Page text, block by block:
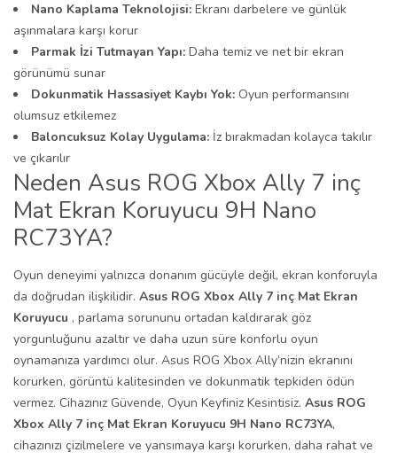
Nano Kaplama Teknolojisi: Ekranı darbelere ve günlük
aşınmalara karşı korur
Parmak İzi Tutmayan Yapı: Daha temiz ve net bir ekran
görünümü sunar
Dokunmatik Hassasiyet Kaybı Yok: Oyun performansını
olumsuz etkilemez
Baloncuksuz Kolay Uygulama: İz bırakmadan kolayca takılır
ve çıkarılır
Neden Asus ROG Xbox Ally 7 inç
Mat Ekran Koruyucu 9H Nano
RC73YA?
Oyun deneyimi yalnızca donanım gücüyle değil, ekran konforuyla
da doğrudan ilişkilidir. Asus ROG Xbox Ally 7 inç Mat Ekran
Koruyucu , parlama sorununu ortadan kaldırarak göz
yorgunluğunu azaltır ve daha uzun süre konforlu oyun
oynamanıza yardımcı olur. Asus ROG Xbox Ally’nizin ekranını
korurken, görüntü kalitesinden ve dokunmatik tepkiden ödün
vermez. Cihazınız Güvende, Oyun Keyfiniz Kesintisiz. Asus ROG
Xbox Ally 7 inç Mat Ekran Koruyucu 9H Nano RC73YA,
cihazınızı çizilmelere ve yansımaya karşı korurken, daha rahat ve